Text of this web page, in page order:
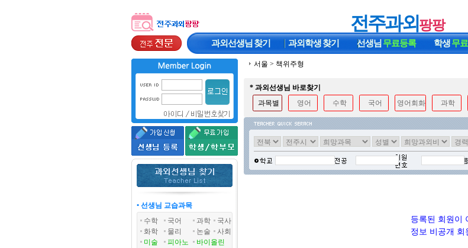
전주과외팡팡
과외선생님 찾기 과외학생찾기 선생님 무료등록 학생무
• 선생님 교습과목
수학
국어 과학
국사
화학
물리 논술
사회
미술
피아노
바이올린
서울 > 책위주형
* 과외선생님 바로찾기
과목별
영어 수학 국어 영어회화 과학
등록된 회원이
정보 비공개 회